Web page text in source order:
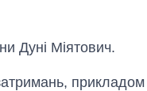
Дуні Міятович.
прикладом